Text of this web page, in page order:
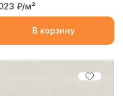
₽/м²
В корзину